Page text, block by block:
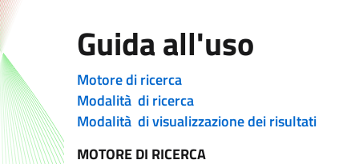
Guida all'uso
Motore di ricerca
Modalità di ricerca
Modalità di visualizzazione dei risultati
MOTORE DI RICERCA